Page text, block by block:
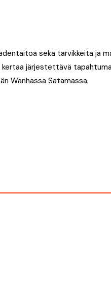
sekä tarvikkeita ja
kertaa järjestettävä
Wanhassa Satamassa.